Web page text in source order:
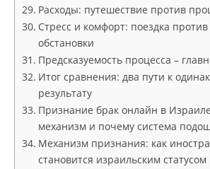
Расходы: путешествие против
Стресс и комфорт: поездка
обстановки
Предсказуемость процесса –
Итог сравнения: два пути к
результату
Признание брак онлайн в
механизм и почему система
Механизм признания: как
становится израильским статусом